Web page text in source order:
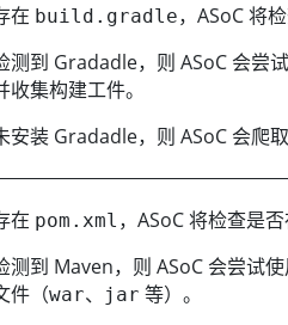
在 build.gradle，ASoC将
测到 Gradadle，则ASoC 会尝
收集构建工件。
安装 Gradadle，则ASoC 会爬
在 pom.xml ，ASoC将检查是否
测到 Maven，则ASoC 会尝试
件（war、 jar 等）。